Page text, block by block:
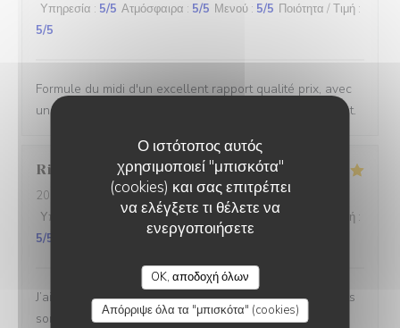
Ο ιστότοπος αυτός
χρησιμοποιεί "μπισκότα"
(cookies) και σας επιτρέπει
να ελέγξετε τι θέλετε να
ενεργοποιήσετε
OK, αποδοχή όλων
Απόρριψε όλα τα "μπισκότα" (cookies)
Υπηρεσία : 5/5 Ατμόσφαιρα : 5/5 Μενού : 5/5 Ποιότητα / Τιμή :
5/5
Formule du midi d'un excellent rapport qualité prix, avec
un service sympathique dans un lieu qui l'est tout autant.
Richard
2026-05-05
- 12:00 - καλεσμένοι 2
Υπηρεσία
Ατμόσφαιρα:5 /5 Μενού:5 /5 Ποιότητα / Τιμή :
5/5
J’ai passé une fois de plus un voyage culinaire , les plats
sont recherchés et excellente, l’équipe est gentille au